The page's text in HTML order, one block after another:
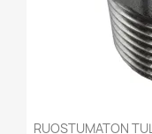
RUOSTUMATON